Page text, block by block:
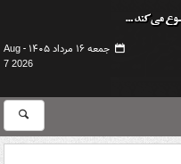
جمعه ۱۶ مرداد ۱۴۰۵ -
Aug
7 2026